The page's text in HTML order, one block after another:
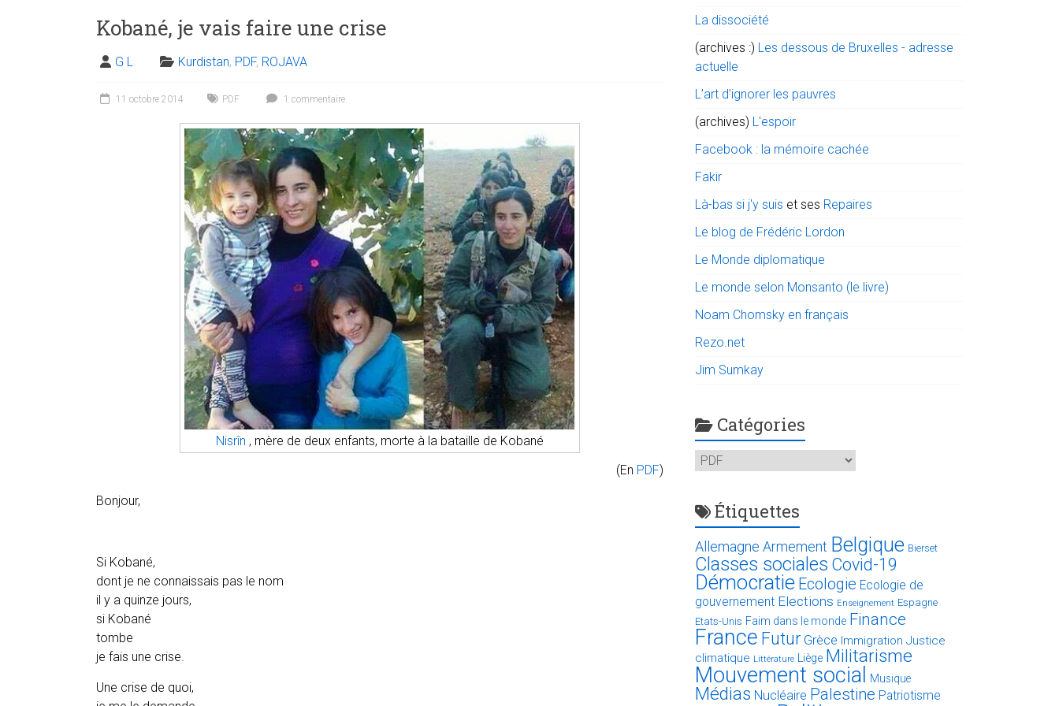
Kobané, je vais faire une crise
G L Kurdistan, PDF, ROJAVA
11 octobre 2014 PDF 1 commentaire
Nisrîn , mère de deux enfants, morte à la bataille de Kobané
(En PDF)
Bonjour,
Si Kobané,
dont je ne connaissais pas le nom
il y a quinze jours,
si Kobané
tombe
je fais une crise.
Une crise de quoi,
La dissociété
(archives :) Les dessous de Bruxelles - adresse
actuelle
L’art d’ignorer les pauvres
(archives) L'espoir
Facebook : la mémoire cachée
Fakir
Là-bas si j'y suis et ses Repaires
Le blog de Frédéric Lordon
Le Monde diplomatique
Le monde selon Monsanto (le livre)
Noam Chomsky en français
Rezo.net
Jim Sumkay
Catégories
Catégories
Étiquettes
Allemagne Armement Belgique Bierset
Classes sociales Covid-19
Démocratie Ecologie Ecologie de
gouvernement Elections Enseignement Espagne
Etats-Unis Faim dans le monde Finance
France Futur Grèce Immigration Justice
climatique Littérature Liège Militarisme
Mouvement social Musique
Médias Nucléaire Palestine Patriotisme